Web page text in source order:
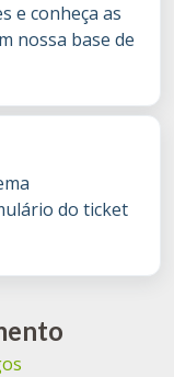
e conheça as
nossa base de
do ticket